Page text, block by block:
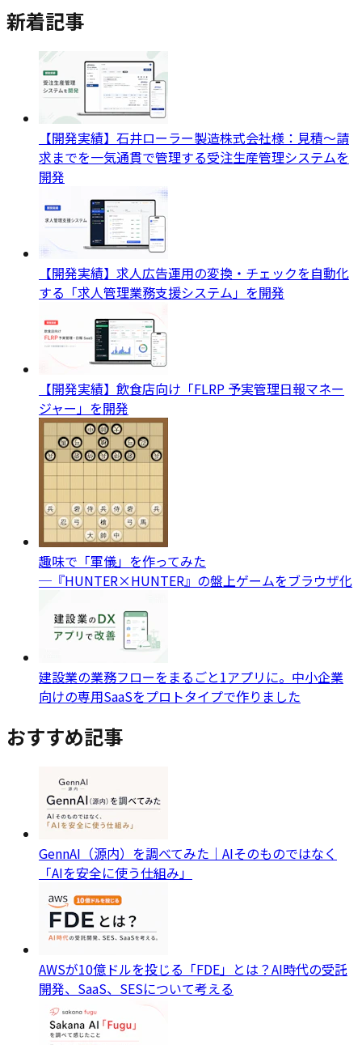
新着記事
【開発実績】石井ローラー製造株式会社様：見積〜請
求までを一気通貫で管理する受注生産管理システムを
開発
【開発実績】求人広告運用の変換・チェックを自動化
する「求人管理業務支援システム」を開発
【開発実績】飲食店向け「FLRP 予実管理日報マネー
ジャー」を開発
趣味で「軍儀」を作ってみた
─『HUNTER×HUNTER』の盤上ゲームをブラウザ化
建設業の業務フローをまるごと1アプリに。中小企業
向けの専用SaaSをプロトタイプで作りました
おすすめ記事
GennAI（源内）を調べてみた｜AIそのものではなく
「AIを安全に使う仕組み」
AWSが10億ドルを投じる「FDE」とは？AI時代の受託
開発、SaaS、SESについて考える